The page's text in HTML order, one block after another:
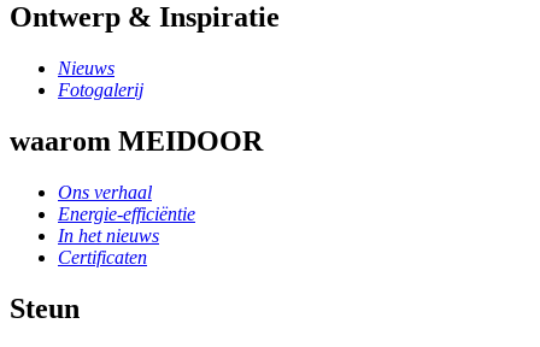
Ontwerp & Inspiratie
Nieuws
Fotogalerij
waarom MEIDOOR
Ons verhaal
Energie-efficiëntie
In het nieuws
Certificaten
Steun